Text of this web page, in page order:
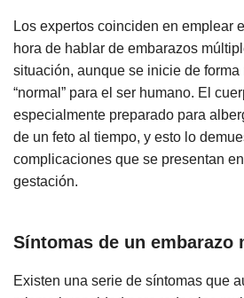
Los expertos coinciden en emplear
hora de hablar de embarazos
situación, aunque se inicie de forma
“normal” para el ser humano. El
especialmente preparado para
de un feto al tiempo, y esto lo
complicaciones que se presentan
gestación.
Síntomas de un embarazo
Existen una serie de síntomas que